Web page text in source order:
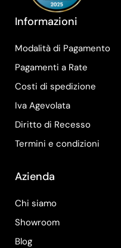
Informazioni
Modalità di Pagamento
Pagamenti a Rate
Costi di spedizione
Iva Agevolata
Diritto di Recesso
Termini e condizioni
Azienda
Chi siamo
Showroom
Blog